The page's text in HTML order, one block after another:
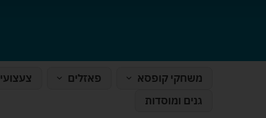
משחקי קופסא פאזלים
גנים ומוסדות